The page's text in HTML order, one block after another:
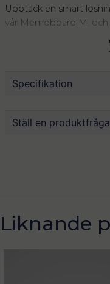
Upptäck en smart
vår Memoboard M.
erbjuda ett ställe där
Den eleganta
med estetiken.
högkvalitativa material
Specifikation
Mått
Ställ en produktfråga
name
Namn
Liknande